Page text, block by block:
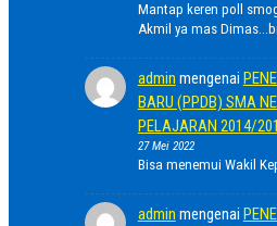
Mantap keren poll
Akmil ya mas
admin mengenai
BARU (PPDB) SMA
PELAJARAN 2014/
27 Mei 2022
Bisa menemui Wakil
admin mengenai